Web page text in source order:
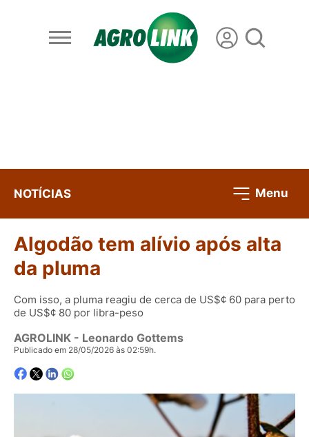
NOTÍCIAS Menu
Algodão tem alívio após alta
da pluma
Com isso, a pluma reagiu de cerca de US$¢ 60 para perto
de US$¢ 80 por libra-peso
AGROLINK - Leonardo Gottems
Publicado em 28/05/2026 às 02:59h.